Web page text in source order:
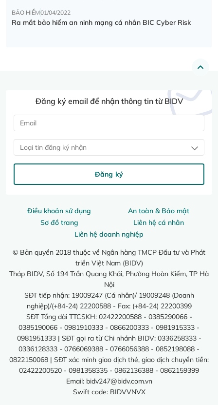
BẢO HIỂM01/04/2022
Ra mắt bảo hiểm an ninh mạng cá nhân BIC Cyber Risk
Điều khoản sử dụng
An toàn & Bảo mật
Sơ đồ trang
Liên hệ cá nhân
Liên hệ doanh nghiệp
© Bản quyền 2018 thuộc về Ngân hàng TMCP Đầu tư và Phát
triển Việt Nam (BIDV)
Tháp BIDV, Số 194 Trần Quang Khải, Phường Hoàn Kiếm, TP Hà
Nội
SĐT tiếp nhận: 19009247 (Cá nhân)/ 19009248 (Doanh
nghiệp)/(+84-24) 22200588 - Fax: (+84-24) 22200399
SĐT Tổng đài TTCSKH: 02422200588 - 0385290066 -
0385190066 - 0981910333 - 0866200333 - 0981915333 -
0981951333 | SĐT gọi ra từ Chi nhánh BIDV: 0336258333 -
0336128333 - 0766069388 - 0766056388 - 0852198088 -
0822150068 | SĐT xác minh giao dịch thẻ, giao dịch chuyển tiền:
02422200520 - 0981358335 - 0862136388 - 0862159399
Email: bidv247@bidv.com.vn
Swift code: BIDVVNVX
Đăng ký email để nhận thông tin từ BIDV
Loại tin đăng ký nhận
Đăng ký